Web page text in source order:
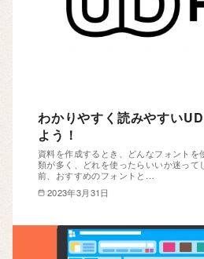
わかりやすく読みやすい
よう！
資料を作成するとき、どんなフォント
類が多く、どれを使ったらいいか迷っ
前、おすすめのフォントと…
2023年3月31日